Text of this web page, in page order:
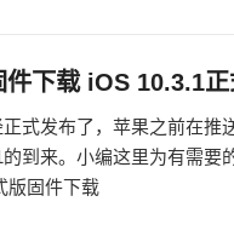
下载 iOS 10.3.1
式发布了，苹果之前在推
到来。小编这里为有需
版固件下载